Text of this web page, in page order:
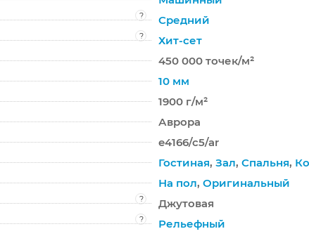
?
Средний
?
Хит-сет
450 000 точек/м²
10 мм
1900 г/м²
Аврора
e4166/c5/ar
Гостиная, Зал, Спальня,
На пол, Оригинальный
?
Джутовая
?
Рельефный